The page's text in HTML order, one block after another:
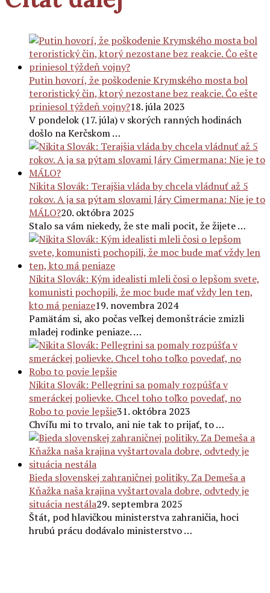
Putin hovorí, že poškodenie Krymského mosta bol
teroristický čin, ktorý nezostane bez reakcie. Čo ešte
priniesol týždeň vojny?18. júla 2023
V pondelok (17. júla) v skorých ranných hodinách
došlo na Kerčskom …
Nikita Slovák: Terajšia vláda by chcela vládnuť až 5
rokov. A ja sa pýtam slovami Járy Cimermana: Nie je to
MÁLO?20. októbra 2025
Stalo sa vám niekedy, že ste mali pocit, že žijete …
Nikita Slovák: Kým idealisti mleli čosi o lepšom svete,
komunisti pochopili, že moc bude mať vždy len ten,
kto má peniaze19. novembra 2024
Pamätám si, ako počas veľkej demonštrácie zmizli
mladej rodinke peniaze. …
Nikita Slovák: Pellegrini sa pomaly rozpúšťa v
smeráckej polievke. Chcel toho toľko povedať, no
Robo to povie lepšie31. októbra 2023
Chvíľu mi to trvalo, ani nie tak to prijať, to …
Bieda slovenskej zahraničnej politiky. Za Demeša a
Kňažka naša krajina vyštartovala dobre, odvtedy je
situácia nestála29. septembra 2025
Štát, pod hlavičkou ministerstva zahraničia, hoci
hrubú prácu dodávalo ministerstvo …